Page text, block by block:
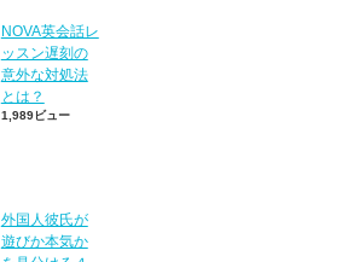
NOVA英会話レ
ッスン遅刻の
意外な対処法
とは？
1,989ビュー
外国人彼氏が
遊びか本気か